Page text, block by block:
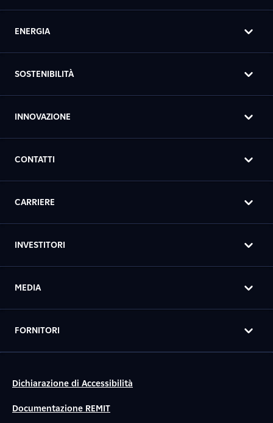
ENERGIA
SOSTENIBILITÀ
INNOVAZIONE
CONTATTI
CARRIERE
INVESTITORI
MEDIA
FORNITORI
Dichiarazione di Accessibilità
Documentazione REMIT